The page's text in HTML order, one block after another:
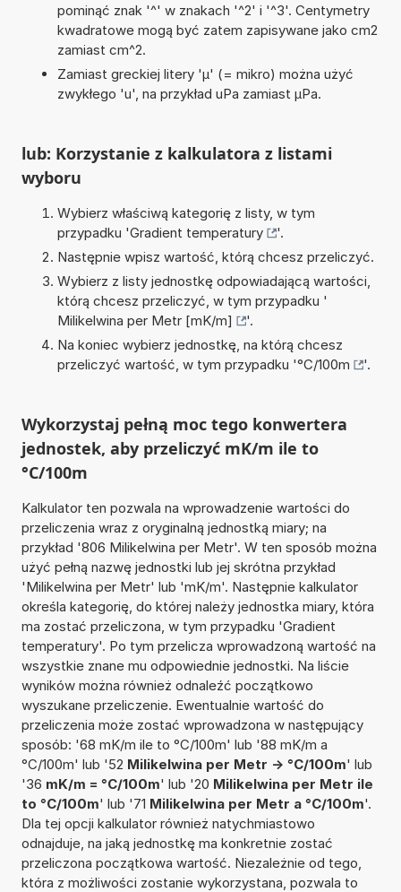
pominąć znak '^' w znakach '^2' i '^3'. Centymetry
kwadratowe mogą być zatem zapisywane jako cm2
zamiast cm^2.
Zamiast greckiej litery 'µ' (= mikro) można użyć
zwykłego 'u', na przykład uPa zamiast µPa.
lub: Korzystanie z kalkulatora z listami
wyboru
Wybierz właściwą kategorię z listy, w tym
przypadku 'Gradient temperatury
'.
Następnie wpisz wartość, którą chcesz przeliczyć.
Wybierz z listy jednostkę odpowiadającą wartości,
którą chcesz przeliczyć, w tym przypadku '
Milikelwina per Metr [mK/m]
'.
Na koniec wybierz jednostkę, na którą chcesz
przeliczyć wartość, w tym przypadku '°C/100m '.
Wykorzystaj pełną moc tego konwertera
jednostek, aby przeliczyć mK/m ile to
°C/100m
Kalkulator ten pozwala na wprowadzenie wartości do
przeliczenia wraz z oryginalną jednostką miary; na
przykład '806 Milikelwina per Metr'. W ten sposób można
użyć pełną nazwę jednostki lub jej skrótna przykład
'Milikelwina per Metr' lub 'mK/m'. Następnie kalkulator
określa kategorię, do której należy jednostka miary, która
ma zostać przeliczona, w tym przypadku 'Gradient
temperatury'. Po tym przelicza wprowadzoną wartość na
wszystkie znane mu odpowiednie jednostki. Na liście
wyników można również odnaleźć początkowo
wyszukane przeliczenie. Ewentualnie wartość do
przeliczenia może zostać wprowadzona w następujący
sposób: '68 mK/m ile to °C/100m' lub '88 mK/m a
°C/100m' lub '52 Milikelwina per Metr -> °C/100m' lub
'36 mK/m = °C/100m' lub '20 Milikelwina per Metr ile
to °C/100m' lub '71 Milikelwina per Metr a °C/100m'.
Dla tej opcji kalkulator również natychmiastowo
odnajduje, na jaką jednostkę ma konkretnie zostać
przeliczona początkowa wartość. Niezależnie od tego,
która z możliwości zostanie wykorzystana, pozwala to